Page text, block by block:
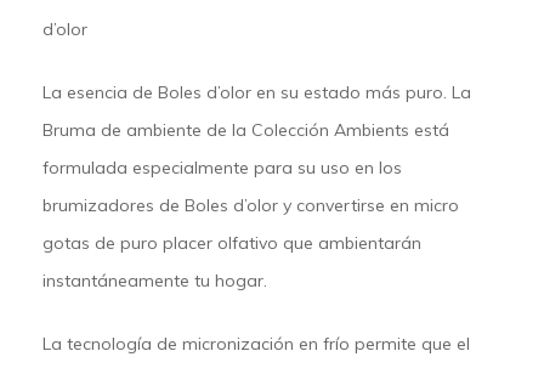
d’olor
La esencia de Boles d’olor en su estado más puro. La
Bruma de ambiente de la Colección Ambients está
formulada especialmente para su uso en los
brumizadores de Boles d’olor y convertirse en micro
gotas de puro placer olfativo que ambientarán
instantáneamente tu hogar.
La tecnología de micronización en frío permite que el